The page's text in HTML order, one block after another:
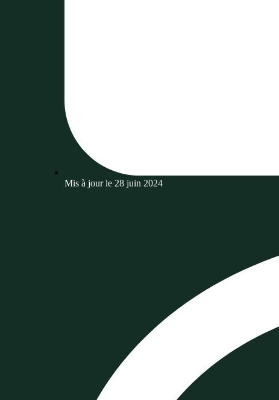
Mis à jour le 28 juin 2024